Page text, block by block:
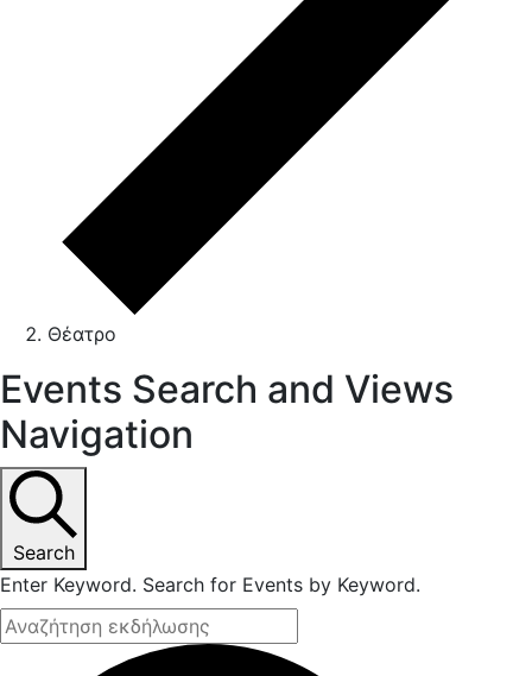
Θέατρο
Events Search and Views
Navigation
Search
Enter Keyword. Search for Events by Keyword.